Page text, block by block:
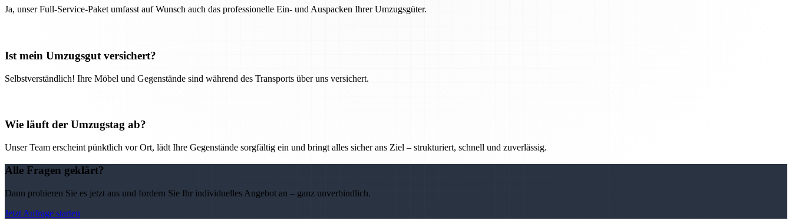
Ja, unser Full-Service-Paket umfasst auf Wunsch auch das professionelle Ein- und Auspacken Ihrer Umzugsgüter.
Ist mein Umzugsgut versichert?
Selbstverständlich! Ihre Möbel und Gegenstände sind während des Transports über uns versichert.
Wie läuft der Umzugstag ab?
Unser Team erscheint pünktlich vor Ort, lädt Ihre Gegenstände sorgfältig ein und bringt alles sicher ans Ziel – strukturiert, schnell und zuverlässig.
Alle Fragen geklärt?
Dann probieren Sie es jetzt aus und fordern Sie Ihr individuelles Angebot an – ganz unverbindlich.
Jetzt Anfrage starten